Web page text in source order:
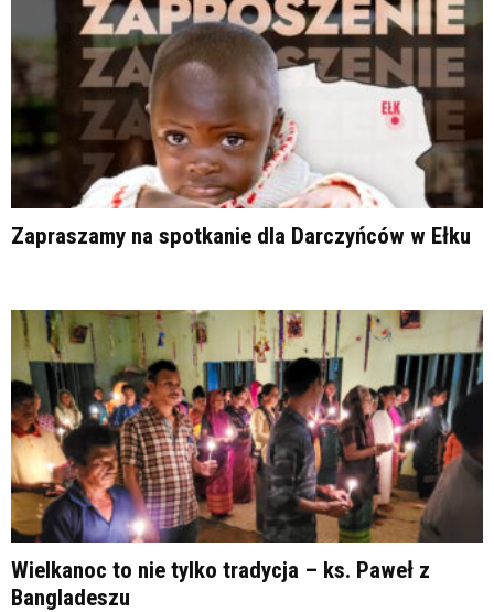
Zapraszamy na spotkanie dla Darczyńców w Ełku
Wielkanoc to nie tylko tradycja – ks. Paweł z
Bangladeszu